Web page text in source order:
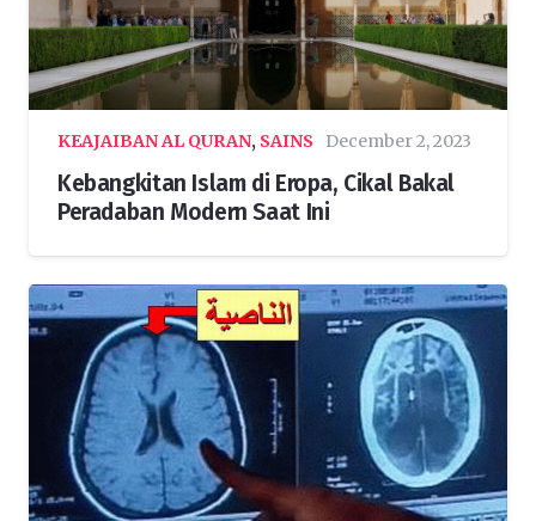
KEAJAIBAN AL QURAN, SAINS December 2, 2023
Kebangkitan Islam di Eropa, Cikal Bakal
Peradaban Modern Saat Ini